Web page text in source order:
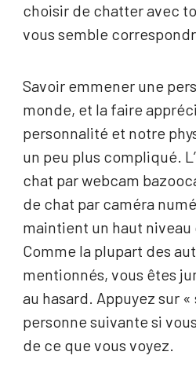
choisir de chatter avec
vous semble
Savoir emmener une
monde, et la faire
personnalité et notre
un peu plus compliqué.
chat par webcam
de chat par caméra
maintient un haut
Comme la plupart des
mentionnés, vous êtes
au hasard. Appuyez sur
personne suivante si
de ce que vous voyez.